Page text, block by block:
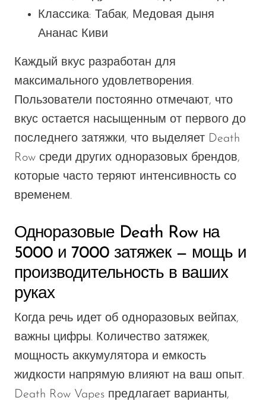
Классика: Табак, Медовая дыня
Ананас Киви
Каждый вкус разработан для
максимального удовлетворения.
Пользователи постоянно отмечают, что
вкус остается насыщенным от первого до
последнего затяжки, что выделяет Death
Row среди других одноразовых брендов,
которые часто теряют интенсивность со
временем.
Одноразовые Death Row на
5000 и 7000 затяжек — мощь и
производительность в ваших
руках
Когда речь идет об одноразовых вейпах,
важны цифры. Количество затяжек,
мощность аккумулятора и емкость
жидкости напрямую влияют на ваш опыт.
Death Row Vapes предлагает варианты,